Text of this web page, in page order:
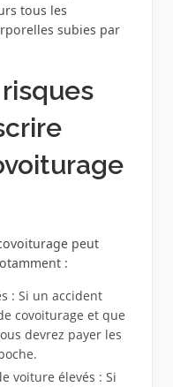
tous les
subies par
peut
:
: Si un accident
covoiturage et que
devrez payer les
voiture élevés : Si